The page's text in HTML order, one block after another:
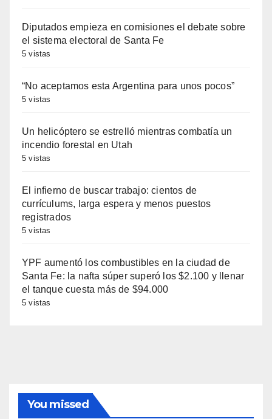
Diputados empieza en comisiones el debate sobre
el sistema electoral de Santa Fe
5 vistas
“No aceptamos esta Argentina para unos pocos”
5 vistas
Un helicóptero se estrelló mientras combatía un
incendio forestal en Utah
5 vistas
El infierno de buscar trabajo: cientos de
currículums, larga espera y menos puestos
registrados
5 vistas
YPF aumentó los combustibles en la ciudad de
Santa Fe: la nafta súper superó los $2.100 y llenar
el tanque cuesta más de $94.000
5 vistas
You missed